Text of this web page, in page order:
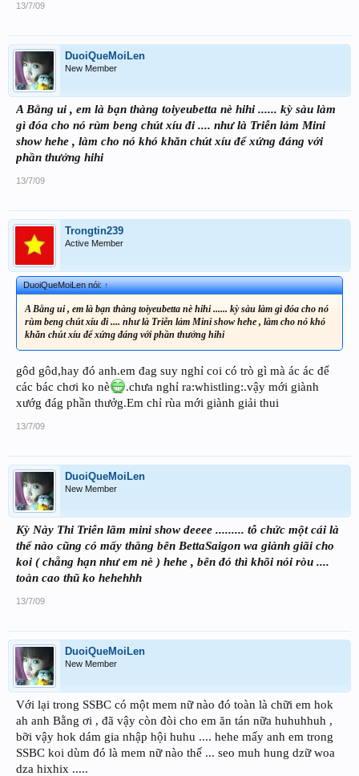
13/7/09
DuoiQueMoiLen
New Member
A Bằng ui , em là bạn thàng toiyeubetta nè hihi ...... kỳ sàu làm
gì đóa cho nó rùm beng chút xíu đi .... như là Triễn lảm Mini
show hehe , làm cho nó khó khăn chút xíu để xứng đáng với
phần thưởng hihi
13/7/09
Trongtin239
Active Member
DuoiQueMoiLen nói:↑
A Bằng ui , em là bạn thàng toiyeubetta nè hihi ...... kỳ sàu làm gì đóa cho nó
rùm beng chút xíu đi .... như là Triễn lảm Mini show hehe , làm cho nó khó
khăn chút xíu để xứng đáng với phần thưởng hihi
gôd gôd,hay đó anh.em đag suy nghỉ coi có trò gì mà ác ác để
các bác chơi ko nè
.chưa nghỉ ra:whistling:.vậy mới giành
xướg đág phần thưởg.Em chỉ rùa mới giành giải thui
13/7/09
DuoiQueMoiLen
New Member
Kỳ Này Thi Triễn lãm mini show deeee ......... tỗ chức một cái là
thế nào cũng có mấy thằng bên BettaSaigon wa giành giãi cho
koi ( chẵng hạn như em nè ) hehe , bên đó thì khõi nói ròu ....
toàn cao thũ ko hehehhh
13/7/09
DuoiQueMoiLen
New Member
Với lại trong SSBC có một mem nữ nào đó toàn là chữi em hok
ah anh Bằng ơi , đã vậy còn đòi cho em ăn tán nữa huhuhhuh ,
bỡi vậy hok dám gia nhập hội huhu .... hehe mấy anh em trong
SSBC koi dùm đó là mem nữ nào thế ... seo muh hung dzữ woa
dza hixhix .....